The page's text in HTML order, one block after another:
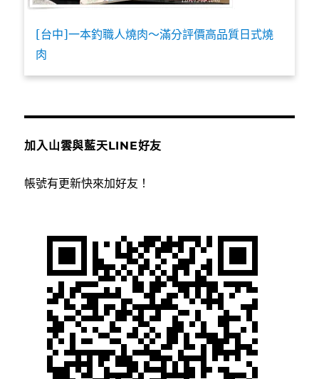
[台中]一本釣職人燒肉～滿分評價高品質日式燒
肉
加入山雲與藍天LINE好友
帳號有更新快來加好友！